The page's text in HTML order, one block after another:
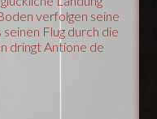
verfolgen seine
Flug durch die
dringt Antione de